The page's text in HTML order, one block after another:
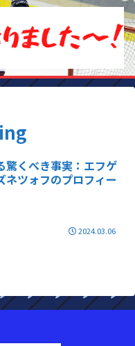
驚くべき事実：エフゲ
ネツォフのプロフィー
2024.03.06